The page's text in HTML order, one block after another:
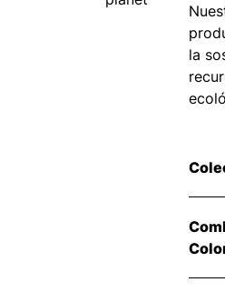
la